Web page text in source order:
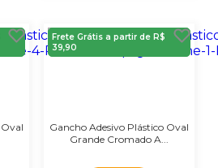
Frete Grátis a partir de R$
39,90
Gancho Adesivo Plástico Oval
Grande Cromado A...